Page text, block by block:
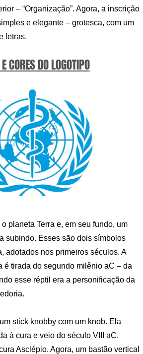
– “Organização”. Agora, a inscrição
e elegante – grotesca, com um
letras.
CORES DO LOGOTIPO
planeta Terra e, em seu fundo, um
subindo. Esses são dois símbolos
adotados nos primeiros séculos. A
é tirada do segundo milênio aC – da
esse réptil era a personificação da
stick knobby com um knob. Ela
à cura e veio do século VIII aC.
Asclépio. Agora, um bastão vertical